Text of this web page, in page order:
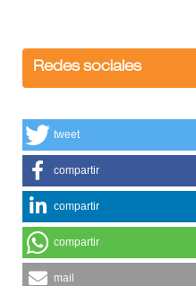
Redes sociales
tweet
compartir
compartir
compartir
mail